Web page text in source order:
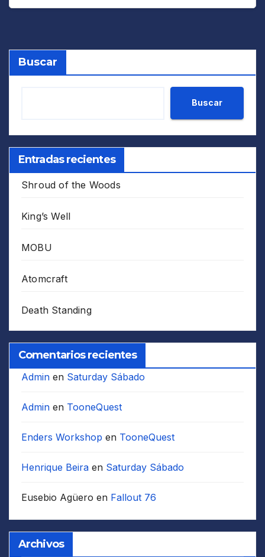
Buscar
Buscar
Entradas recientes
Shroud of the Woods
King’s Well
MOBU
Atomcraft
Death Standing
Comentarios recientes
Admin en Saturday Sábado
Admin en TooneQuest
Enders Workshop en TooneQuest
Henrique Beira en Saturday Sábado
Eusebio Agüero en Fallout 76
Archivos